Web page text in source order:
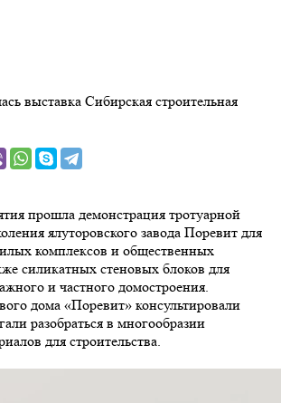
выставка Сибирская строительная
прошла демонстрация тротуарной
ялуторовского завода Поревит для
комплексов и общественных
силикатных стеновых блоков для
и частного домостроения.
дома «Поревит» консультировали
разобраться в многообразии
для строительства.